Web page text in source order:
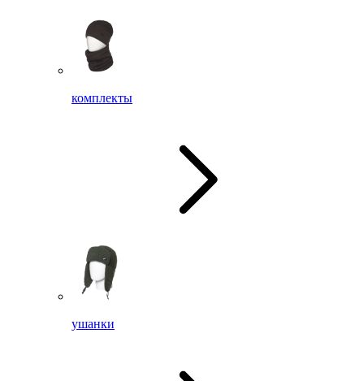
комплекты
ушанки